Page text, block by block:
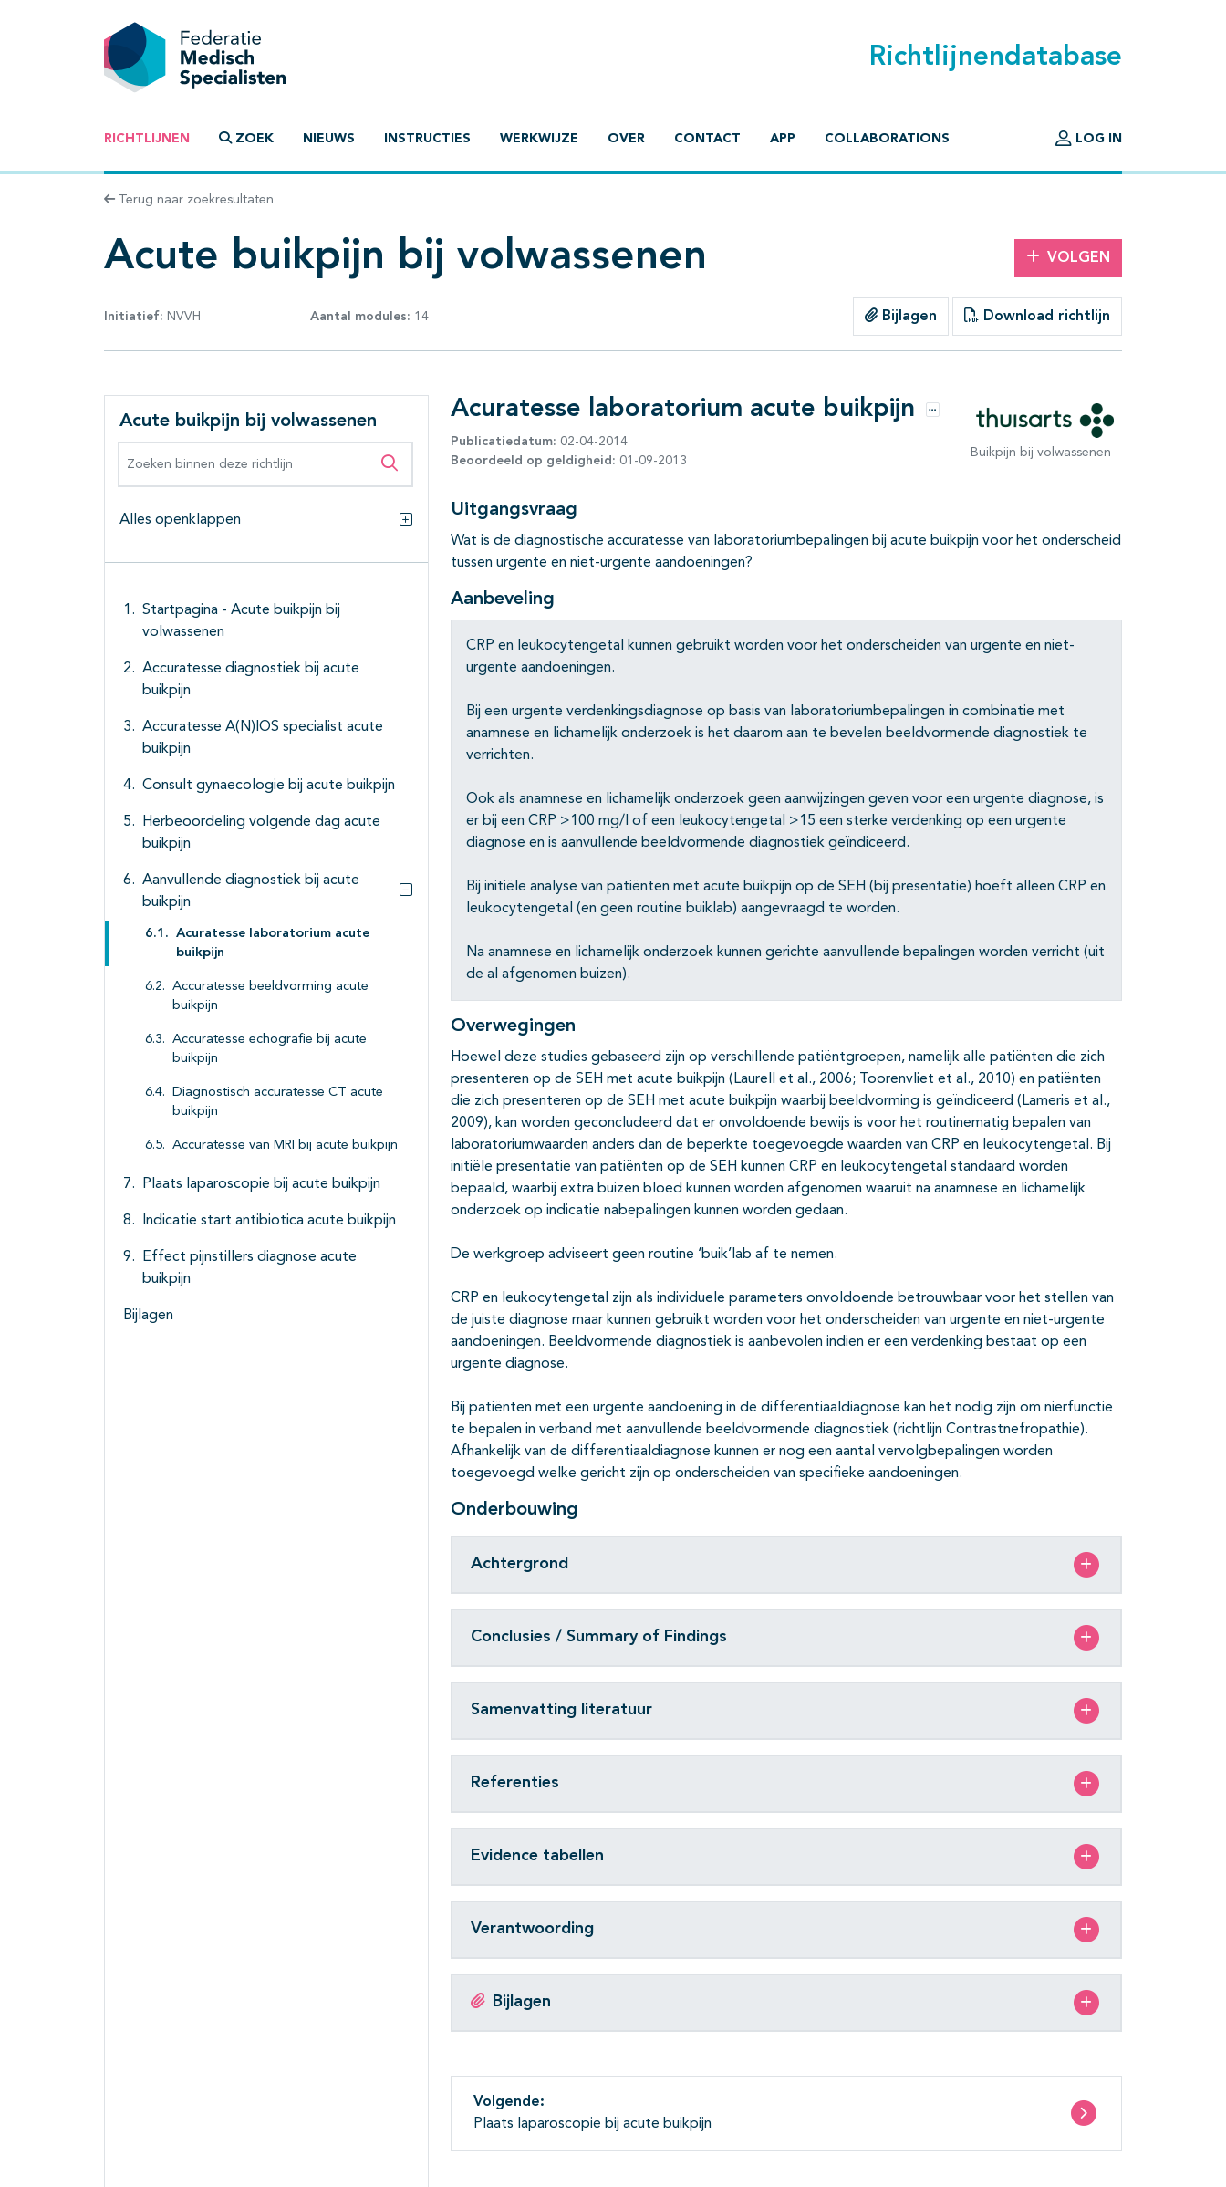
Richtlijnendatabase
RICHTLIJNEN ZOEK NIEUWS INSTRUCTIES WERKWIJZE OVER CONTACT APP COLLABORATIONS LOG IN
Terug naar zoekresultaten
Acute buikpijn bij volwassenen VOLGEN
Initiatief: NVVH Aantal modules: 14 Bijlagen Download richtlijn
Acute buikpijn bij volwassenen
Zoeken binnen deze richtlijn
Alles openklappen
Alles openklappen
Startpagina - Acute buikpijn bij
volwassenen
Accuratesse diagnostiek bij acute
buikpijn
Accuratesse A(N)IOS specialist acute
buikpijn
Consult gynaecologie bij acute buikpijn
Herbeoordeling volgende dag acute
buikpijn
Aanvullende diagnostiek bij acute
buikpijn
Subpagina's open- en dichtklappen
Acuratesse laboratorium acute
buikpijn
Accuratesse beeldvorming acute
buikpijn
Accuratesse echografie bij acute
buikpijn
Diagnostisch accuratesse CT acute
buikpijn
Accuratesse van MRI bij acute buikpijn
Plaats laparoscopie bij acute buikpijn
Indicatie start antibiotica acute buikpijn
Effect pijnstillers diagnose acute
buikpijn
Bijlagen
Acuratesse laboratorium acute buikpijn Opties
Publicatiedatum: 02-04-2014
Beoordeeld op geldigheid: 01-09-2013
Buikpijn bij volwassenen
Uitgangsvraag
Wat is de diagnostische accuratesse van laboratoriumbepalingen bij acute buikpijn voor het onderscheid
tussen urgente en niet-urgente aandoeningen?
Aanbeveling
CRP en leukocytengetal kunnen gebruikt worden voor het onderscheiden van urgente en niet-
urgente aandoeningen.
Bij een urgente verdenkingsdiagnose op basis van laboratoriumbepalingen in combinatie met
anamnese en lichamelijk onderzoek is het daarom aan te bevelen beeldvormende diagnostiek te
verrichten.
Ook als anamnese en lichamelijk onderzoek geen aanwijzingen geven voor een urgente diagnose, is
er bij een CRP >100 mg/l of een leukocytengetal >15 een sterke verdenking op een urgente
diagnose en is aanvullende beeldvormende diagnostiek geïndiceerd.
Bij initiële analyse van patiënten met acute buikpijn op de SEH (bij presentatie) hoeft alleen CRP en
leukocytengetal (en geen routine buiklab) aangevraagd te worden.
Na anamnese en lichamelijk onderzoek kunnen gerichte aanvullende bepalingen worden verricht (uit
de al afgenomen buizen).
Overwegingen
Hoewel deze studies gebaseerd zijn op verschillende patiëntgroepen, namelijk alle patiënten die zich
presenteren op de SEH met acute buikpijn (Laurell et al., 2006; Toorenvliet et al., 2010) en patiënten
die zich presenteren op de SEH met acute buikpijn waarbij beeldvorming is geïndiceerd (Lameris et al.,
2009), kan worden geconcludeerd dat er onvoldoende bewijs is voor het routinematig bepalen van
laboratoriumwaarden anders dan de beperkte toegevoegde waarden van CRP en leukocytengetal. Bij
initiële presentatie van patiënten op de SEH kunnen CRP en leukocytengetal standaard worden
bepaald, waarbij extra buizen bloed kunnen worden afgenomen waaruit na anamnese en lichamelijk
onderzoek op indicatie nabepalingen kunnen worden gedaan.
De werkgroep adviseert geen routine ‘buik’lab af te nemen.
CRP en leukocytengetal zijn als individuele parameters onvoldoende betrouwbaar voor het stellen van
de juiste diagnose maar kunnen gebruikt worden voor het onderscheiden van urgente en niet-urgente
aandoeningen. Beeldvormende diagnostiek is aanbevolen indien er een verdenking bestaat op een
urgente diagnose.
Bij patiënten met een urgente aandoening in de differentiaaldiagnose kan het nodig zijn om nierfunctie
te bepalen in verband met aanvullende beeldvormende diagnostiek (richtlijn Contrastnefropathie).
Afhankelijk van de differentiaaldiagnose kunnen er nog een aantal vervolgbepalingen worden
toegevoegd welke gericht zijn op onderscheiden van specifieke aandoeningen.
Onderbouwing
Achtergrond
Conclusies / Summary of Findings
Samenvatting literatuur
Referenties
Evidence tabellen
Verantwoording
Bijlagen
Volgende:
Plaats laparoscopie bij acute buikpijn